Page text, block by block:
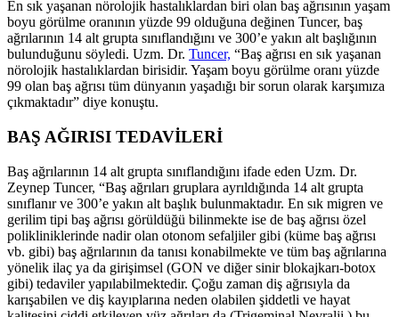
En sık yaşanan nörolojik hastalıklardan biri olan baş ağrısının yaşam
boyu görülme oranının yüzde 99 olduğuna değinen Tuncer, baş
ağrılarının 14 alt grupta sınıflandığını ve 300’e yakın alt başlığının
bulunduğunu söyledi. Uzm. Dr. Tuncer, “Baş ağrısı en sık yaşanan
nörolojik hastalıklardan birisidir. Yaşam boyu görülme oranı yüzde
99 olan baş ağrısı tüm dünyanın yaşadığı bir sorun olarak karşımıza
çıkmaktadır” diye konuştu.
BAŞ AĞIRISI TEDAVİLERİ
Baş ağrılarının 14 alt grupta sınıflandığını ifade eden Uzm. Dr.
Zeynep Tuncer, “Baş ağrıları gruplara ayrıldığında 14 alt grupta
sınıflanır ve 300’e yakın alt başlık bulunmaktadır. En sık migren ve
gerilim tipi baş ağrısı görüldüğü bilinmekte ise de baş ağrısı özel
polikliniklerinde nadir olan otonom sefaljiler gibi (küme baş ağrısı
vb. gibi) baş ağrılarının da tanısı konabilmekte ve tüm baş ağrılarına
yönelik ilaç ya da girişimsel (GON ve diğer sinir blokajkarı-botox
gibi) tedaviler yapılabilmektedir. Çoğu zaman diş ağrısıyla da
karışabilen ve diş kayıplarına neden olabilen şiddetli ve hayat